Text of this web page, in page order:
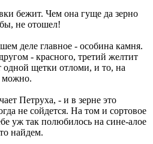
бежит. Чем она гуще да зерно
не отошел!
деле главное - особина камня.
- красного, третий желтит
одной щетки отломи, и то, на
можно.
Петруха, - и в зерне это
не сойдется. На том и сортовое
уж так полюбилось на сине-алое
найдем.